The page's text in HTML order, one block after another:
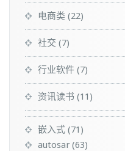
电商类 (22)
社交 (7)
行业软件 (7)
资讯读书 (11)
嵌入式 (71)
autosar (63)